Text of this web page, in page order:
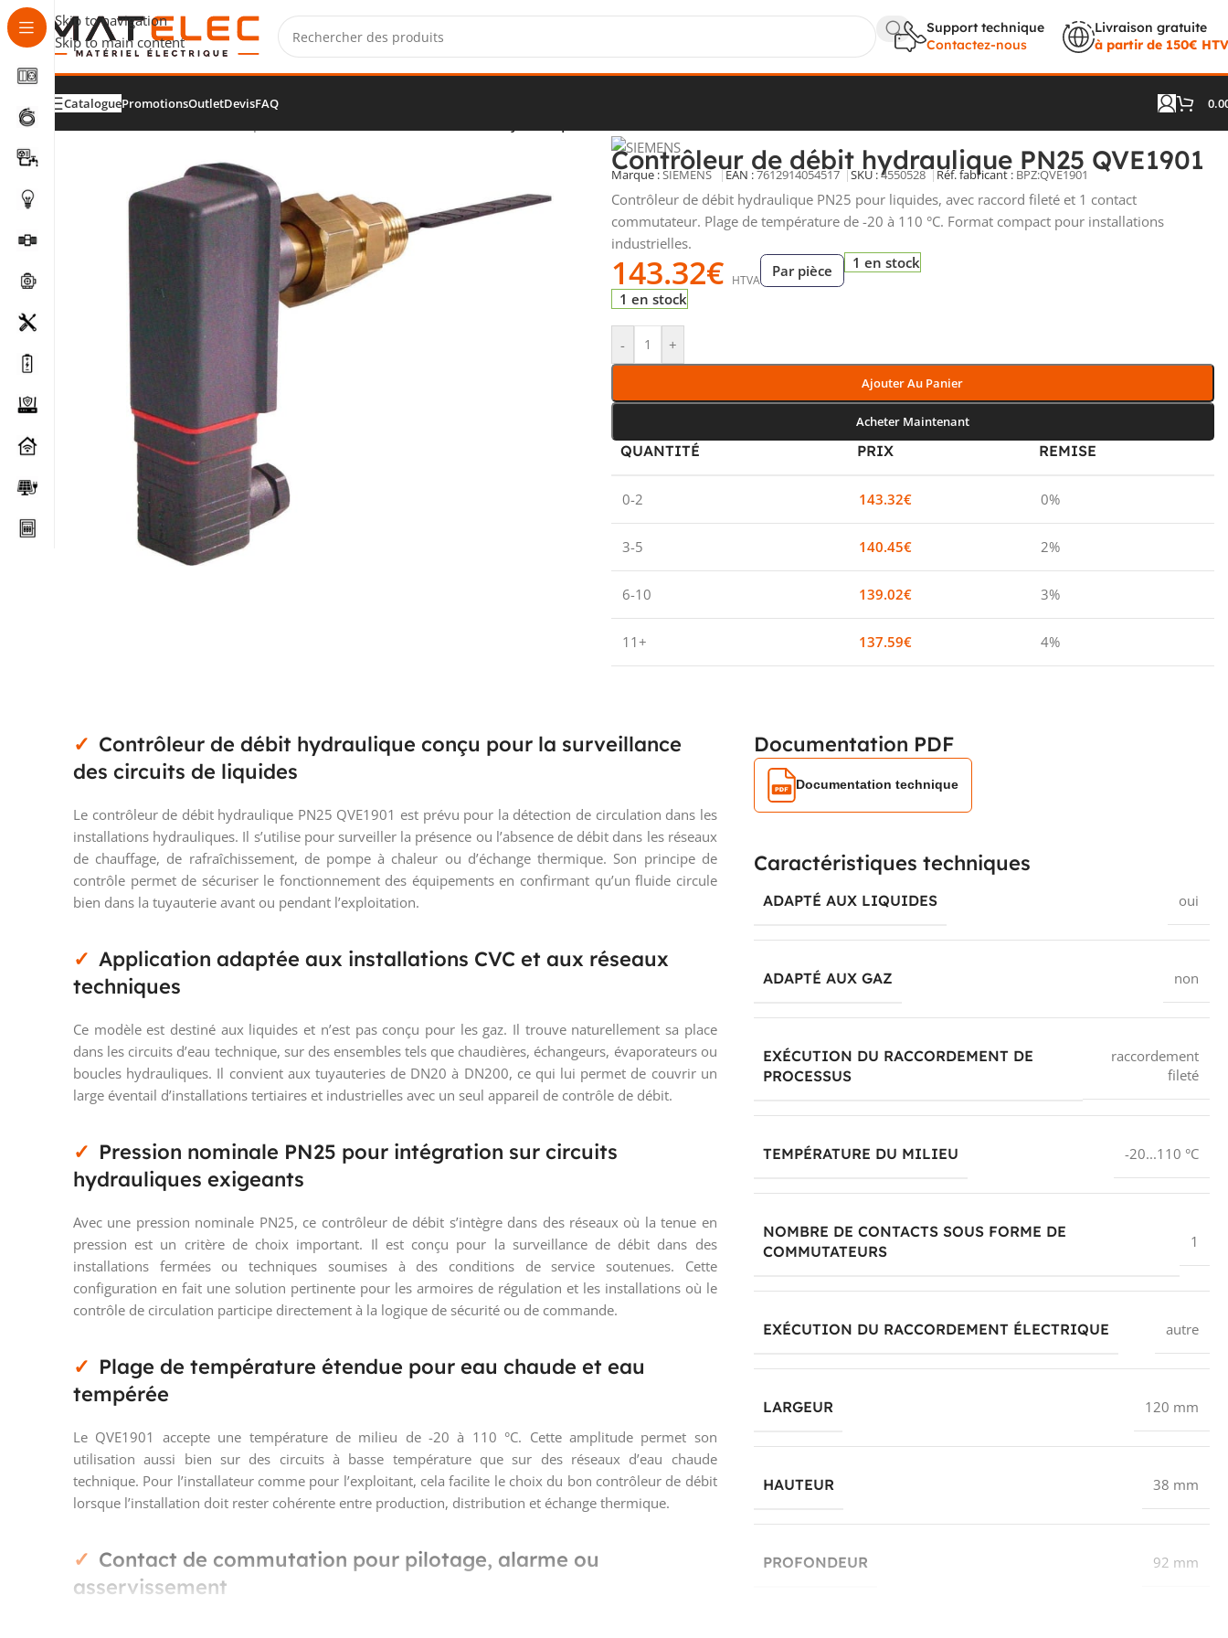
Skip to navigation
Skip to main content
Support technique
Contactez-nous
Livraison gratuite
à partir de 150€
CataloguePromotionsOutletDevisFAQ
Contrôleur de débit hydraulique PN25 QVE1901
Marque :SIEMENS EAN :7612914054517 SKU :4550528 Réf. fabricant :BPZ:QVE1901
Contrôleur de débit hydraulique PN25 pour liquides, avec raccord fileté et 1 contact
commutateur. Plage de température de -20 à 110 °C. Format compact pour installations
industrielles.
143.32€ HTVA
Par pièce
1 en stock
1 en stock
- +
Ajouter Au Panier
Acheter Maintenant
QUANTITÉ PRIX REMISE
0-2 143.32€ 0%
3-5 140.45€ 2%
6-10 139.02€ 3%
11+ 137.59€ 4%
Contrôleur de débit hydraulique conçu pour la surveillance
des circuits de liquides
Le contrôleur de débit hydraulique PN25 QVE1901 est prévu pour la détection de circulation dans les
installations hydrauliques. Il s’utilise pour surveiller la présence ou l’absence de débit dans les réseaux
de chauffage, de rafraîchissement, de pompe à chaleur ou d’échange thermique. Son principe de
contrôle permet de sécuriser le fonctionnement des équipements en confirmant qu’un fluide circule
bien dans la tuyauterie avant ou pendant l’exploitation.
Application adaptée aux installations CVC et aux réseaux
techniques
Ce modèle est destiné aux liquides et n’est pas conçu pour les gaz. Il trouve naturellement sa place
dans les circuits d’eau technique, sur des ensembles tels que chaudières, échangeurs, évaporateurs ou
boucles hydrauliques. Il convient aux tuyauteries de DN20 à DN200, ce qui lui permet de couvrir un
large éventail d’installations tertiaires et industrielles avec un seul appareil de contrôle de débit.
Pression nominale PN25 pour intégration sur circuits
hydrauliques exigeants
Avec une pression nominale PN25, ce contrôleur de débit s’intègre dans des réseaux où la tenue en
pression est un critère de choix important. Il est conçu pour la surveillance de débit dans des
installations fermées ou techniques soumises à des conditions de service soutenues. Cette
configuration en fait une solution pertinente pour les armoires de régulation et les installations où le
contrôle de circulation participe directement à la logique de sécurité ou de commande.
Plage de température étendue pour eau chaude et eau
tempérée
Le QVE1901 accepte une température de milieu de -20 à 110 °C. Cette amplitude permet son
utilisation aussi bien sur des circuits à basse température que sur des réseaux d’eau chaude
technique. Pour l’installateur comme pour l’exploitant, cela facilite le choix du bon contrôleur de débit
lorsque l’installation doit rester cohérente entre production, distribution et échange thermique.
Contact de commutation pour pilotage, alarme ou
asservissement
Documentation PDF
Documentation technique
Caractéristiques techniques
ADAPTÉ AUX LIQUIDES oui
ADAPTÉ AUX GAZ non
EXÉCUTION DU RACCORDEMENT DE
PROCESSUS
raccordement
fileté
TEMPÉRATURE DU MILIEU -20...110 °C
NOMBRE DE CONTACTS SOUS FORME DE
COMMUTATEURS
1
EXÉCUTION DU RACCORDEMENT ÉLECTRIQUE autre
LARGEUR 120 mm
HAUTEUR 38 mm
PROFONDEUR 92 mm